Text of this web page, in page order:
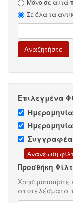
Μόνο σε αυτά
Σε όλα τα
Επιλεγμένα
Προσθήκη
αποτελέσματα